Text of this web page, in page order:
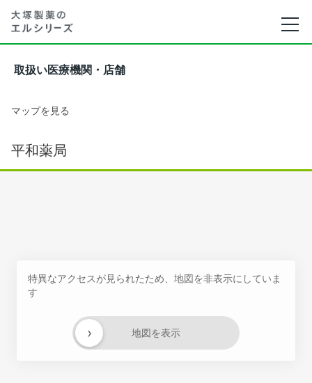
取扱い医療機関・店舗
マップを見る
平和薬局
特異なアクセスが見られたため、地図を非表示にしていま
す
地図を表示
›